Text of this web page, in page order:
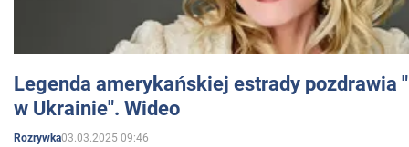
Legenda amerykańskiej estrady pozdrawia
w Ukrainie". Wideo
Rozrywka03.03.2025 09:46